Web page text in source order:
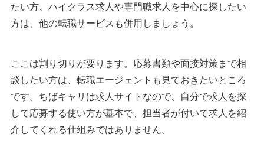
たい方、ハイクラス求人や専門職求人を中心に探したい
方は、他の転職サービスも併用しましょう。
ここは割り切りが要ります。応募書類や面接対策まで相
談したい方は、転職エージェントも見ておきたいところ
です。ちばキャリは求人サイトなので、自分で求人を探
して応募する使い方が基本で、担当者が付いて求人を紹
介してくれる仕組みではありません。